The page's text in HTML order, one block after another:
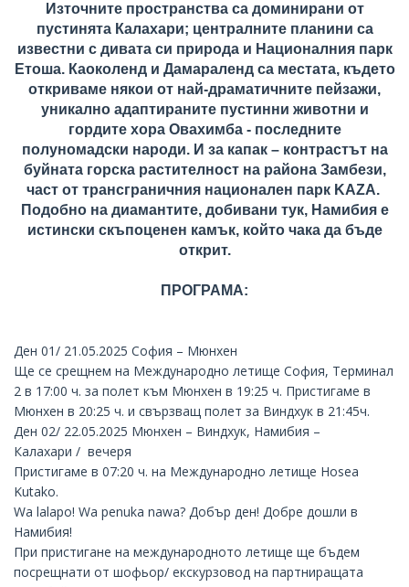
Източните пространства са доминирани от
пустинята Калахари; централните планини са
известни с дивата си природа и Националния парк
Етоша. Каоколенд и Дамараленд са местата, където
откриваме някои от най-драматичните пейзажи,
уникално адаптираните пустинни животни и
гордите хора Овахимба - последните
полуномадски народи. И за капак – контрастът на
буйната горска растителност на района Замбези,
част от трансграничния национален парк KAZA.
Подобно на диамантите, добивани тук, Намибия е
истински скъпоценен камък, който чака да бъде
открит.
ПРОГРАМА:
Ден 01/ 21.05.2025 София – Мюнхен
Ще се срещнем на Международно летище София, Терминал
2 в 17:00 ч. за полет към Мюнхен в 19:25 ч. Пристигаме в
Мюнхен в 20:25 ч. и свързващ полет за Виндхук в 21:45ч.
Ден 02/ 22.05.2025 Мюнхен – Виндхук, Намибия –
Калахари / вечеря
Пристигаме в 07:20 ч. на Международно летище Hosea
Kutako.
Wa lalapo! Wa penuka nawa? Добър ден! Добре дошли в
Намибия!
При пристигане на международното летище ще бъдем
посрещнати от шофьор/ екскурзовод на партниращата